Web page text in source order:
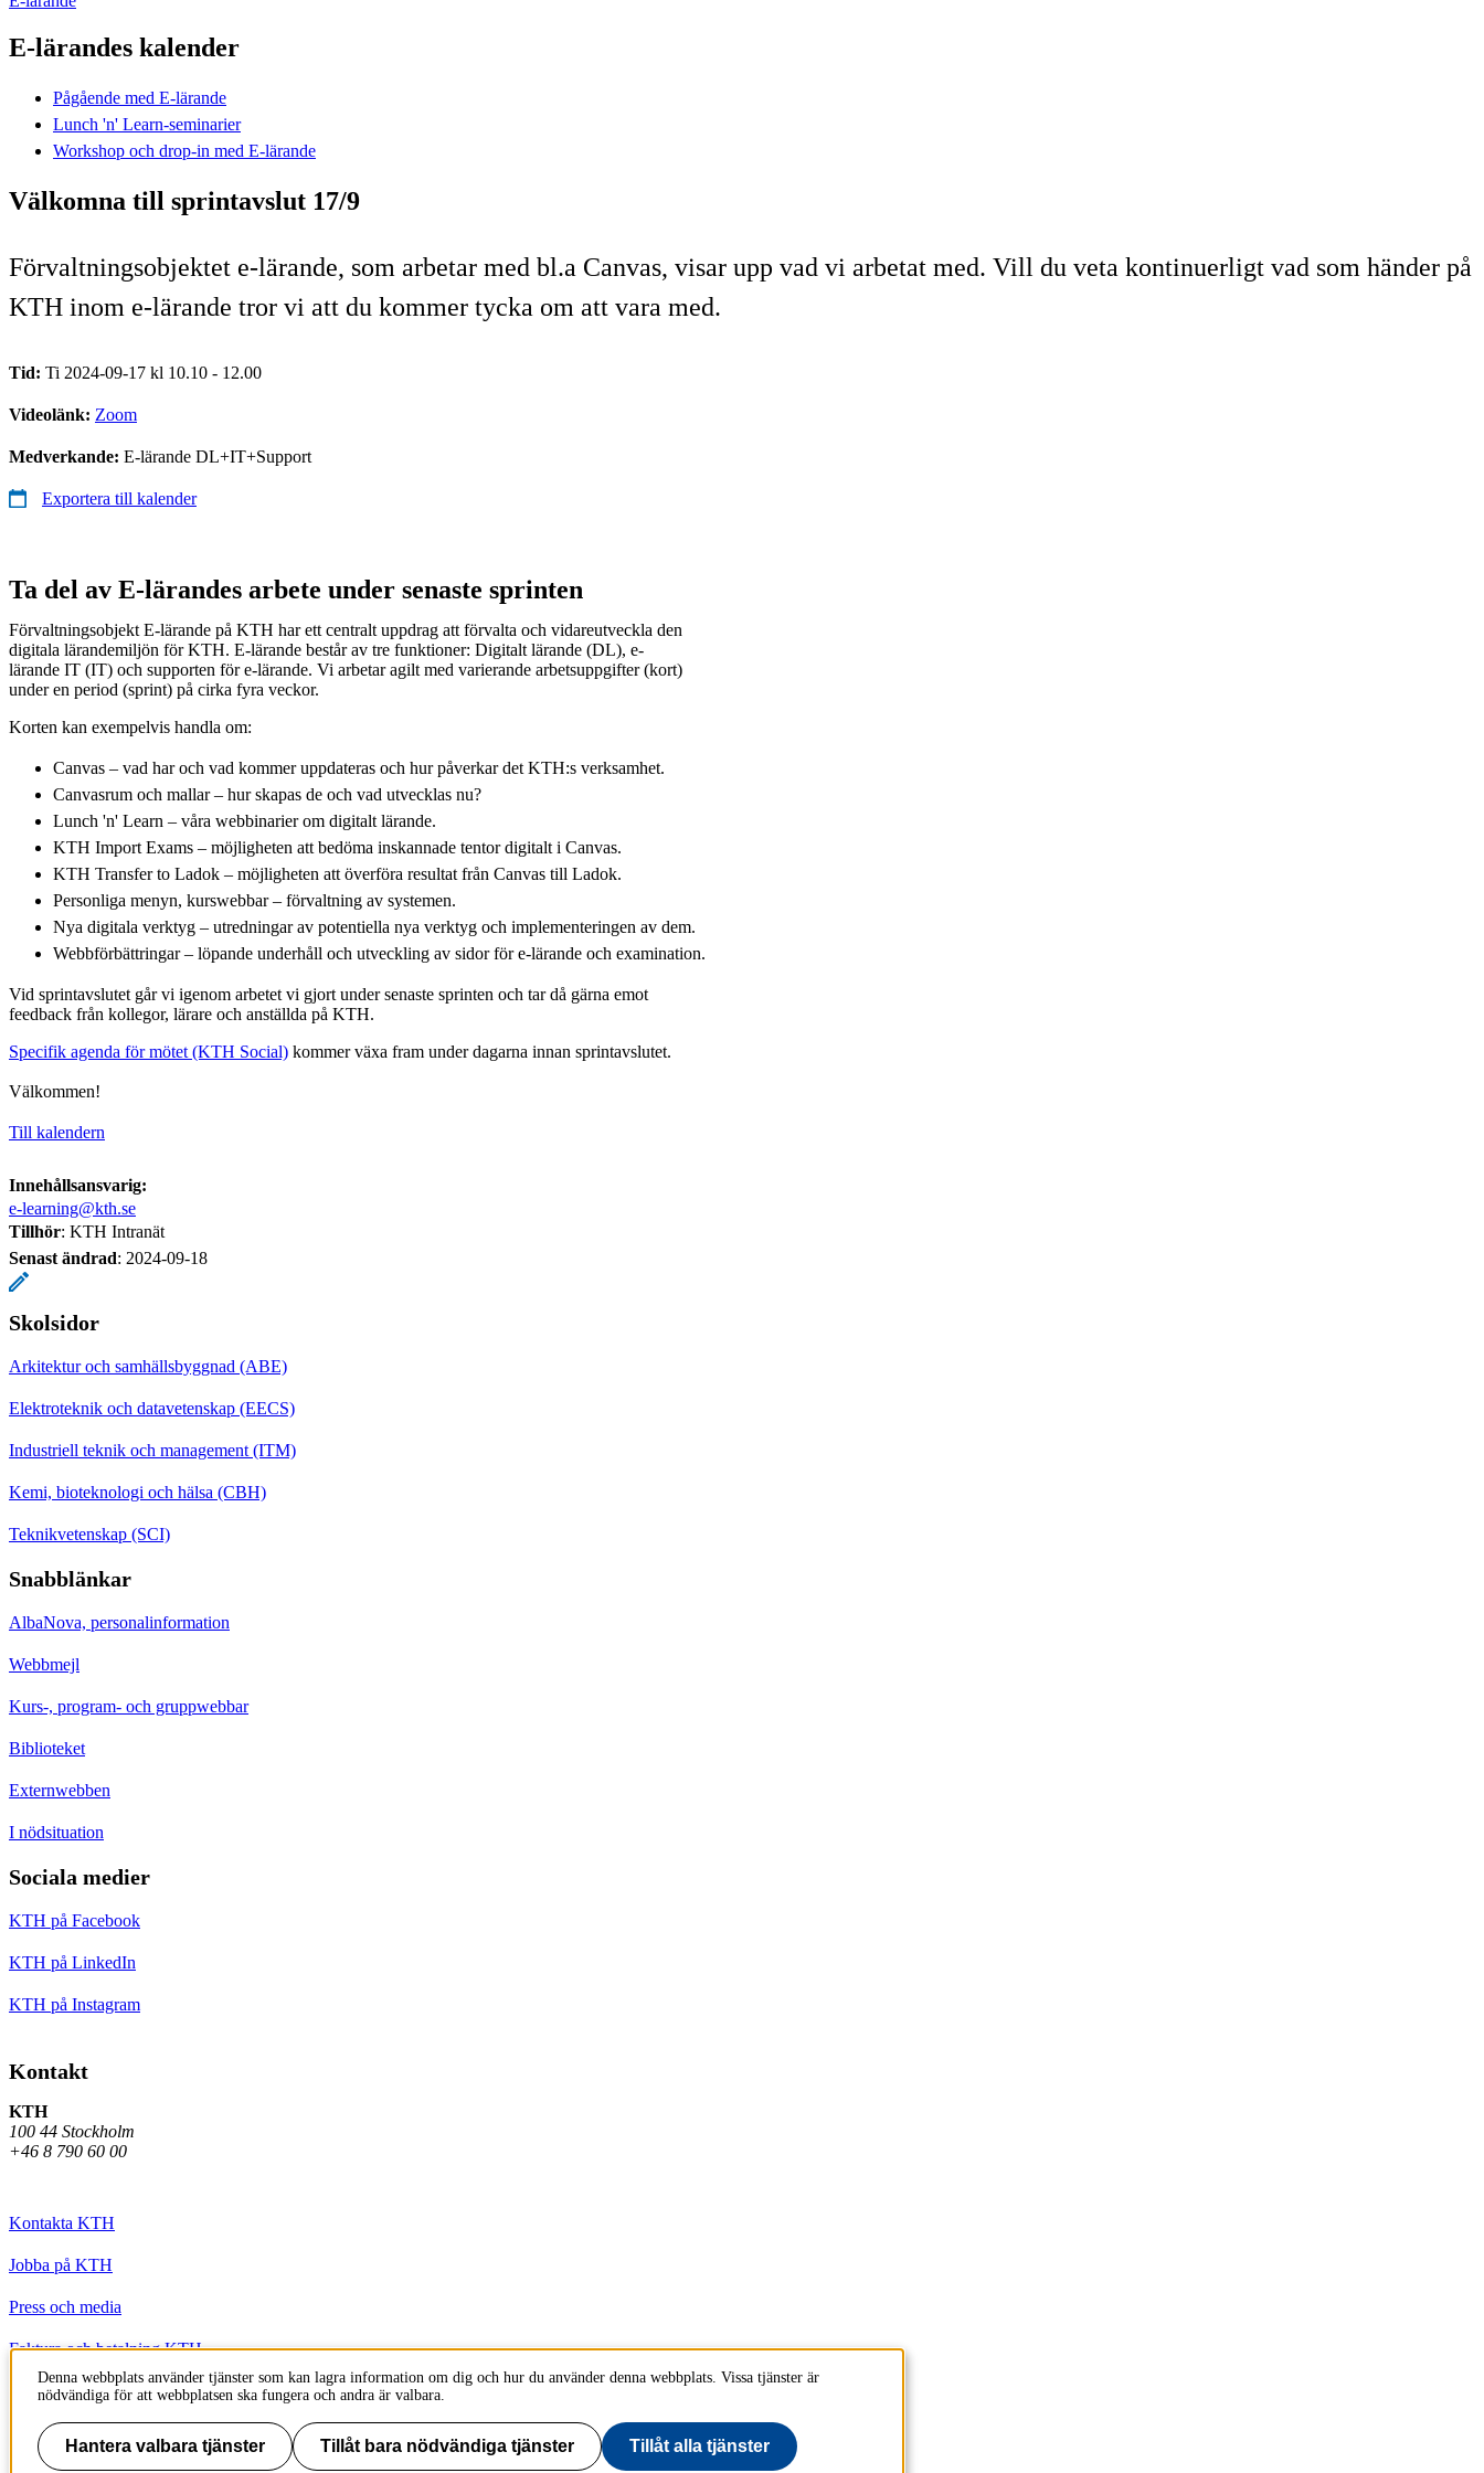
E-lärandes kalender
Pågående med E-lärande
Lunch 'n' Learn-seminarier
Workshop och drop-in med E-lärande
Välkomna till sprintavslut 17/9
Förvaltningsobjektet e-lärande, som arbetar med bl.a Canvas, visar upp vad vi arbetat med. Vill du veta kontinuerligt vad som händer på
KTH inom e-lärande tror vi att du kommer tycka om att vara med.
Tid: Ti 2024-09-17 kl 10.10 - 12.00
Videolänk: Zoom
Medverkande: E-lärande DL+IT+Support
Exportera till kalender
Ta del av E-lärandes arbete under senaste sprinten
Förvaltningsobjekt E-lärande på KTH har ett centralt uppdrag att förvalta och vidareutveckla den
digitala lärandemiljön för KTH. E-lärande består av tre funktioner: Digitalt lärande (DL), e-
lärande IT (IT) och supporten för e-lärande. Vi arbetar agilt med varierande arbetsuppgifter (kort)
under en period (sprint) på cirka fyra veckor.
Korten kan exempelvis handla om:
Canvas – vad har och vad kommer uppdateras och hur påverkar det KTH:s verksamhet.
Canvasrum och mallar – hur skapas de och vad utvecklas nu?
Lunch 'n' Learn – våra webbinarier om digitalt lärande.
KTH Import Exams – möjligheten att bedöma inskannade tentor digitalt i Canvas.
KTH Transfer to Ladok – möjligheten att överföra resultat från Canvas till Ladok.
Personliga menyn, kurswebbar – förvaltning av systemen.
Nya digitala verktyg – utredningar av potentiella nya verktyg och implementeringen av dem.
Webbförbättringar – löpande underhåll och utveckling av sidor för e-lärande och examination.
Vid sprintavslutet går vi igenom arbetet vi gjort under senaste sprinten och tar då gärna emot
feedback från kollegor, lärare och anställda på KTH.
Specifik agenda för mötet (KTH Social) kommer växa fram under dagarna innan sprintavslutet.
Välkommen!
Till kalendern
Innehållsansvarig:
e-learning@kth.se
Tillhör: KTH Intranät
Senast ändrad: 2024-09-18
Skolsidor
Arkitektur och samhällsbyggnad (ABE)
Elektroteknik och datavetenskap (EECS)
Industriell teknik och management (ITM)
Kemi, bioteknologi och hälsa (CBH)
Teknikvetenskap (SCI)
Snabblänkar
AlbaNova, personalinformation
Webbmejl
Kurs-, program- och gruppwebbar
Biblioteket
Externwebben
I nödsituation
Sociala medier
KTH på Facebook
KTH på LinkedIn
KTH på Instagram
Kontakt
KTH
100 44 Stockholm
+46 8 790 60 00
Kontakta KTH
Jobba på KTH
Press och media
Faktura och betalning KTH
Om KTH:s webbplatser
Tillgänglighetsredogörelse
Denna webbplats använder tjänster som kan lagra information om dig och hur du använder denna webbplats. Vissa tjänster är
nödvändiga för att webbplatsen ska fungera och andra är valbara.
Hantera valbara tjänster Tillåt bara nödvändiga tjänster Tillåt alla tjänster